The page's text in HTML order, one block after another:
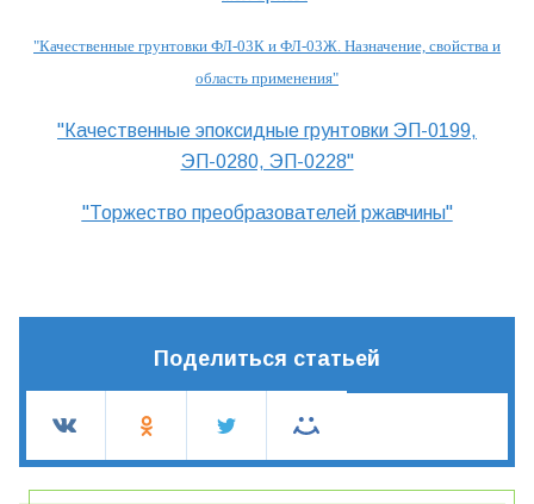
"Качественные грунтовки ФЛ-03К и ФЛ-03Ж. Назначение, свойства и
область применения"
"Качественные эпоксидные грунтовки ЭП-0199,
ЭП-0280, ЭП-0228"
"Торжество преобразователей ржавчины"
Поделиться статьей